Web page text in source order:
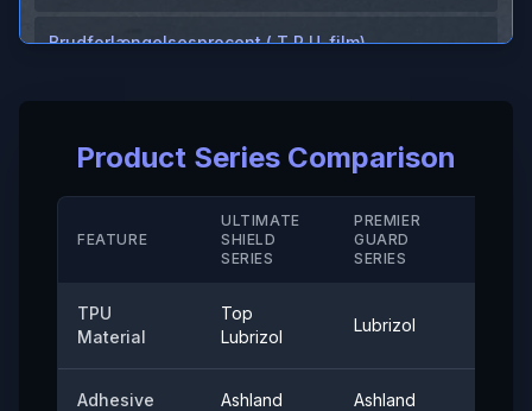
Brudforlængelsesprocent ( T P U-film)
＞280（%）
Temperaturbestandighed
-40°-120°
≤0,35 (N/25mm)
Product Series Comparison
FEATURE
ULTIMATE
SHIELD
SERIES
PREMIER
GUARD
SERIES
TPU
Material
Top
Lubrizol
Lubrizol
Adhesive Ashland Ashland